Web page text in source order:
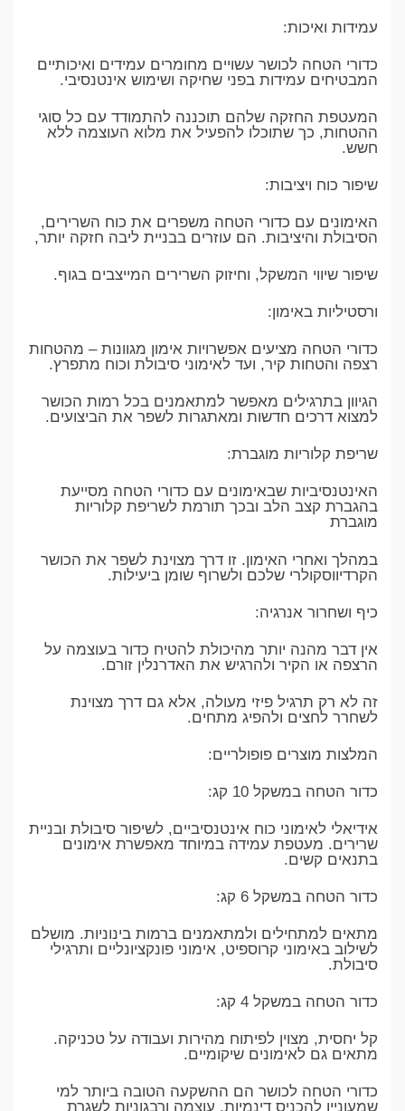
עמידות ואיכות:
כדורי הטחה לכושר עשויים מחומרים עמידים ואיכותיים
המבטיחים עמידות בפני שחיקה ושימוש אינטנסיבי.
המעטפת החזקה שלהם תוכננה להתמודד עם כל סוגי
ההטחות, כך שתוכלו להפעיל את מלוא העוצמה ללא
חשש.
שיפור כוח ויציבות:
האימונים עם כדורי הטחה משפרים את כוח השרירים,
הסיבולת והיציבות. הם עוזרים בבניית ליבה חזקה יותר,
שיפור שיווי המשקל, וחיזוק השרירים המייצבים בגוף.
ורסטיליות באימון:
כדורי הטחה מציעים אפשרויות אימון מגוונות – מהטחות
רצפה והטחות קיר, ועד לאימוני סיבולת וכוח מתפרץ.
הגיוון בתרגילים מאפשר למתאמנים בכל רמות הכושר
למצוא דרכים חדשות ומאתגרות לשפר את הביצועים.
שריפת קלוריות מוגברת:
האינטנסיביות שבאימונים עם כדורי הטחה מסייעת
בהגברת קצב הלב ובכך תורמת לשריפת קלוריות
מוגברת
במהלך ואחרי האימון. זו דרך מצוינת לשפר את הכושר
הקרדיווסקולרי שלכם ולשרוף שומן ביעילות.
כיף ושחרור אנרגיה:
אין דבר מהנה יותר מהיכולת להטיח כדור בעוצמה על
הרצפה או הקיר ולהרגיש את האדרנלין זורם.
זה לא רק תרגיל פיזי מעולה, אלא גם דרך מצוינת
לשחרר לחצים ולהפיג מתחים.
המלצות מוצרים פופולריים:
כדור הטחה במשקל 10 קג:
אידיאלי לאימוני כוח אינטנסיביים, לשיפור סיבולת ובניית
שרירים. מעטפת עמידה במיוחד מאפשרת אימונים
בתנאים קשים.
כדור הטחה במשקל 6 קג:
מתאים למתחילים ולמתאמנים ברמות בינוניות. מושלם
לשילוב באימוני קרוספיט, אימוני פונקציונליים ותרגילי
סיבולת.
כדור הטחה במשקל 4 קג:
קל יחסית, מצוין לפיתוח מהירות ועבודה על טכניקה.
מתאים גם לאימונים שיקומיים.
כדורי הטחה לכושר הם ההשקעה הטובה ביותר למי
שמעוניין להכניס דינמיות, עוצמה ורבגוניות לשגרת